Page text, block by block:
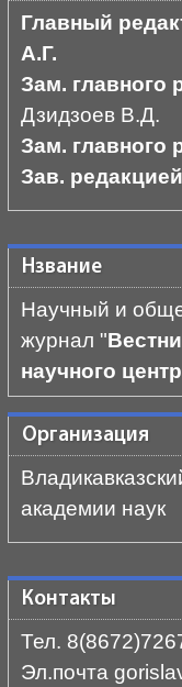
Главный
А.Г.
Зам. главного
Дзидзоев В.Д.
Зам. главного
Зав. редакцией
Нзвание
Научный и
журнал "
научного
Организация
академии наук
Контакты
Тел.
Эл.почта